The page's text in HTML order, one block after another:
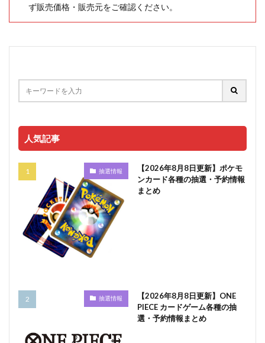
ず販売価格・販売元をご確認ください。
人気記事
抽選情報
【2026年8月8日更新】ポケモ
ンカード各種の抽選・予約情報
まとめ
抽選情報
【2026年8月8日更新】ONE
PIECE カードゲーム各種の抽
選・予約情報まとめ